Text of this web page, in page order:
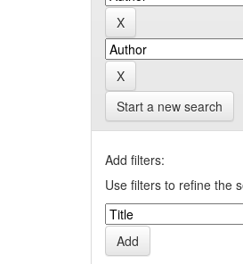
Start a new search
Add filters:
Use filters to refine the